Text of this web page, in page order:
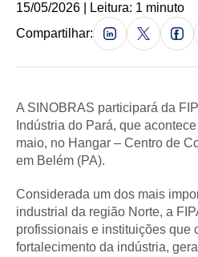
15/05/2026 | Leitura: 1 minuto
Compartilhar:
A SINOBRAS participará da
Indústria do Pará, que
maio, no Hangar – Centro de
em Belém (PA).
Considerada um dos mais
industrial da região Norte, a
profissionais e instituições que
fortalecimento da indústria,